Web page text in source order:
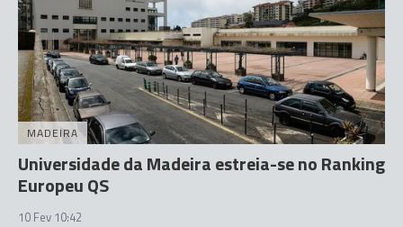
MADEIRA
Universidade da Madeira estreia-se no Ranking
Europeu QS
10 Fev 10:42